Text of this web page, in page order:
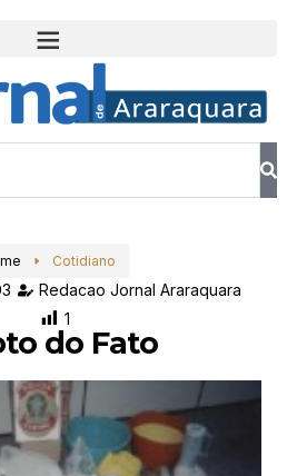
Cotidiano
Redacao Jornal Araraquara
1
do Fato